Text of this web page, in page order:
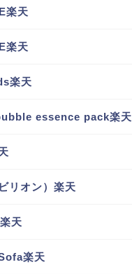
楽天
楽天
楽天
essence pack楽天
リオン）楽天
天
楽天